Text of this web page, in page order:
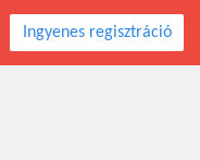
Ingyenes regisztráció
58 éves,